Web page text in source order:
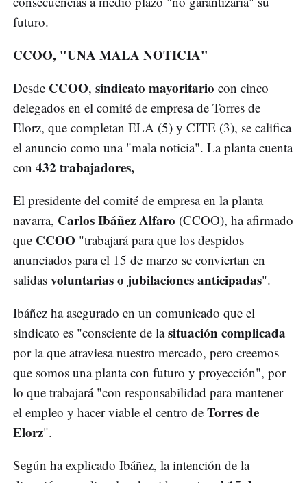
futuro.
CCOO, "UNA MALA NOTICIA"
Desde CCOO, sindicato mayoritario con cinco
delegados en el comité de empresa de Torres de
Elorz, que completan ELA (5) y CITE (3), se califica
el anuncio como una "mala noticia". La planta cuenta
con 432 trabajadores,
El presidente del comité de empresa en la planta
navarra, Carlos Ibáñez Alfaro (CCOO), ha afirmado
que CCOO "trabajará para que los despidos
anunciados para el 15 de marzo se conviertan en
salidas voluntarias o jubilaciones anticipadas".
Ibáñez ha asegurado en un comunicado que el
sindicato es "consciente de lasituación complicada
por la que atraviesa nuestro mercado, pero creemos
que somos una planta con futuro y proyección", por
lo que trabajará "con responsabilidad para mantener
el empleo y hacer viable el centro de Torres de
Elorz".
Según ha explicado Ibáñez, la intención de la